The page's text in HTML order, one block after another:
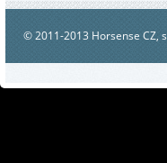
© 2011-2013 Horsense CZ,